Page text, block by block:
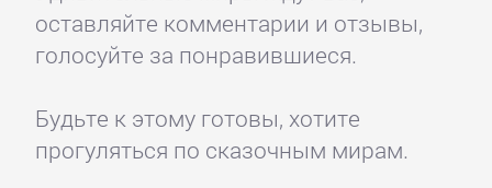
оставляйте комментарии и отзывы,
голосуйте за понравившиеся.
Будьте к этому готовы, хотите
прогуляться по сказочным мирам.